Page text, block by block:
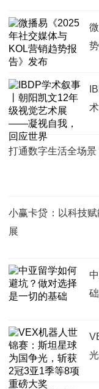
打通数字生活全场景
小赢卡贷：以科技
展
础